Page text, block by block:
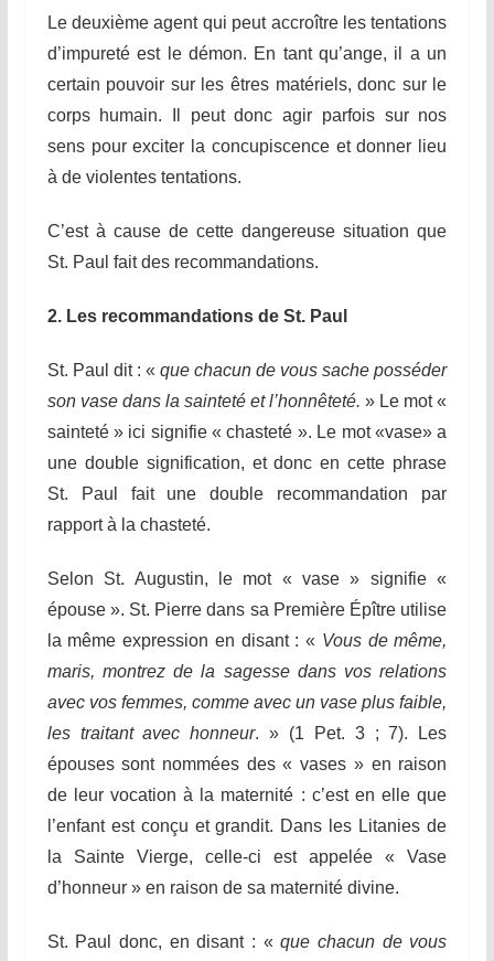
Le deuxième agent qui peut accroître les tentations
d’impureté est le démon. En tant qu’ange, il a un
certain pouvoir sur les êtres matériels, donc sur le
corps humain. Il peut donc agir parfois sur nos
sens pour exciter la concupiscence et donner lieu
à de violentes tentations.
C’est à cause de cettedangereusesituation que
St. Paul fait des recommandations.
2. Les recommandations de St. Paul
St. Paul dit : « que chacun de vous sache posséder
son vasedans la sainteté et l’honnêteté.» Le mot «
sainteté » ici signifie « chasteté ». Le mot «vase» a
une double signification, et donc en cette phrase
St. Paul fait une double recommandation par
rapport à la chasteté.
Selon St. Augustin, le mot « vase » signifie «
épouse ». St. Pierre dans sa Première Épître utilise
la même expression en disant : « Vous de même,
maris, montrez de la sagesse dans vos relations
avec vos femmes, comme avec un vase plus faible,
les traitant avec honneur. » (1 Pet. 3 ; 7). Les
épouses sont nommées des « vases » en raison
de leur vocation à la maternité : c’est en elle que
l’enfant est conçu et grandit. Dans les Litanies de
la Sainte Vierge, celle-ci est appelée « Vase
d’honneur » en raison de sa maternité divine.
St. Paul donc, en disant : «que chacun de vous